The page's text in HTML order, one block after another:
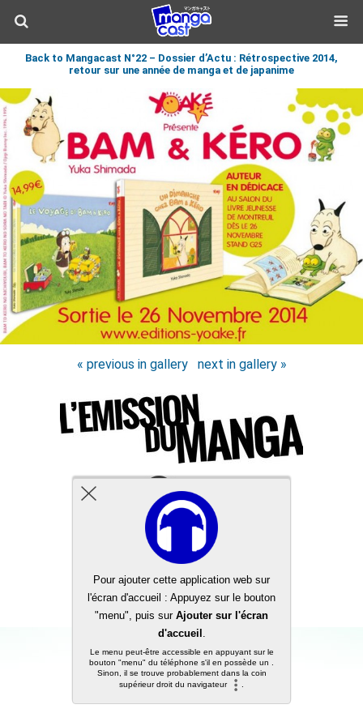
Back to Mangacast N°22 – Dossier d’Actu : Rétrospective 2014,
retour sur une année de manga et de japanime
« previous in gallery next in gallery »
Back to top